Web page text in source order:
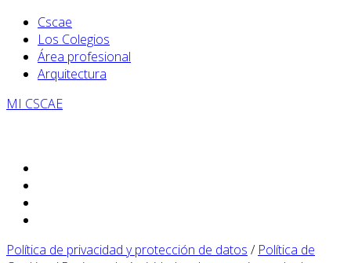
Cscae
Los Colegios
Área profesional
Arquitectura
MI CSCAE
Política de privacidad y protección de datos / Política de